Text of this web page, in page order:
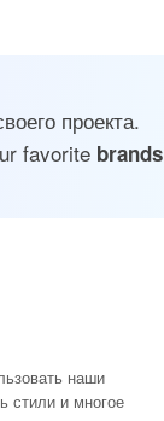
проекта.
favorite brands
наши
стили и многое